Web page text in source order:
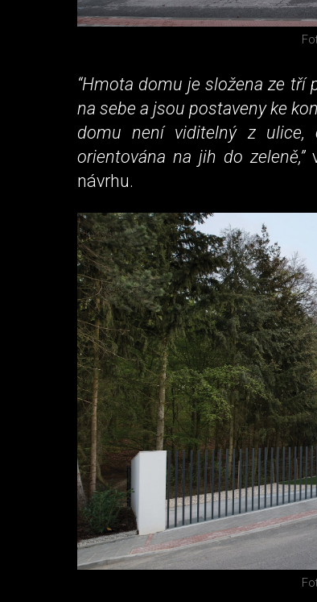
“Hmota domu je složena ze tří
na sebe a jsou postaveny ke
domu není viditelný z ulice,
orientována na jih do zeleně,”
návrhu.